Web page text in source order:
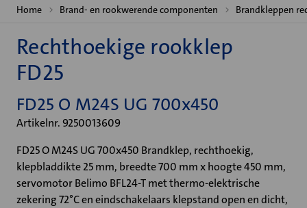
Home Brand- en rookwerende componenten Brandkleppen
Rechthoekige rookklep
FD25
FD25 O M24S UG 700x450
Artikelnr. 9250013609
FD25 O M24S UG 700x450 Brandklep, rechthoekig,
klepbladdikte 25 mm, breedte 700 mm x hoogte 450 mm,
servomotor Belimo BFL24-T met thermo-elektrische
zekering 72°C en eindschakelaars klepstand open en dicht,